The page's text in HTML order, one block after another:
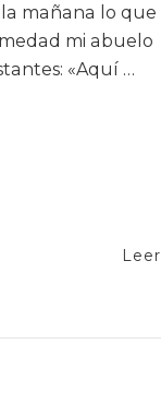
mañana lo que
mi abuelo
«Aquí …
Leer